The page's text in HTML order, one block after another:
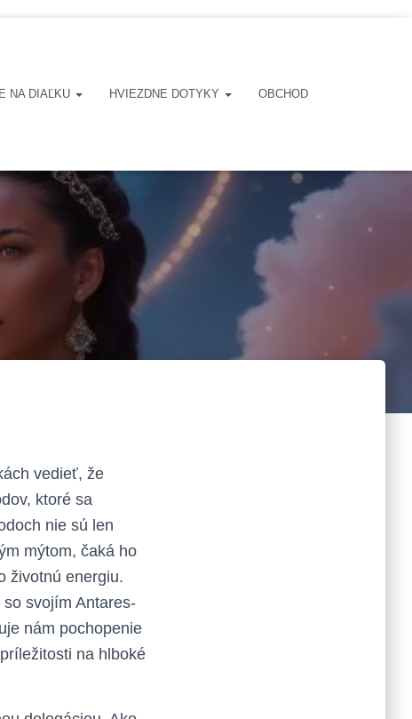
NA DIAĽKU HVIEZDNE DOTYKY OBCHOD
vedieť, že
ktoré sa
nie sú len
mýtom, čaká ho
životnú energiu.
svojím Antares-
nám pochopenie
na hlboké